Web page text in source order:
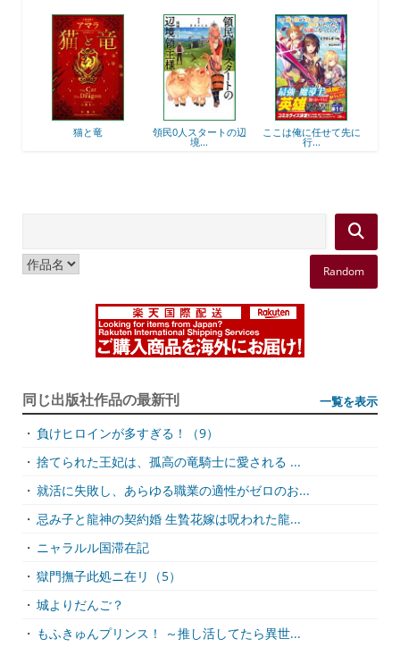
猫と竜 領民0人スタートの辺
境...
ここは俺に任せて先に
行...
Random
同じ出版社作品の最新刊 一覧を表示
・ 負けヒロインが多すぎる！（9）
・ 捨てられた王妃は、孤高の竜騎士に愛される ...
・ 就活に失敗し、あらゆる職業の適性がゼロのお...
・ 忌み子と龍神の契約婚 生贄花嫁は呪われた龍...
・ ニャラルル国滞在記
・ 獄門撫子此処ニ在リ（5）
・ 城よりだんご？
・ もふきゅんプリンス！ ～推し活してたら異世...